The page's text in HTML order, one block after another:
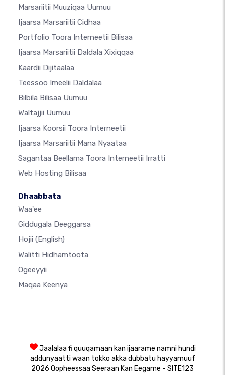
Marsariitii Muuziqaa Uumuu
Ijaarsa Marsariitii Cidhaa
Portfolio Toora Interneetii Bilisaa
Ijaarsa Marsariitii Daldala Xixiqqaa
Kaardii Dijitaalaa
Teessoo Imeelii Daldalaa
Bilbila Bilisaa Uumuu
Waltajjii Uumuu
Ijaarsa Koorsii Toora Interneetii
Ijaarsa Marsariitii Mana Nyaataa
Sagantaa Beellama Toora Interneetii Irratti
Web Hosting Bilisaa
Dhaabbata
Waa'ee
Giddugala Deeggarsa
Hojii (English)
Walitti Hidhamtoota
Ogeeyyii
Maqaa Keenya
Jaalalaa fi quuqamaan kan ijaarame namni hundi
addunyaatti waan tokko akka dubbatu hayyamuuf
2026 Qopheessaa Seeraan Kan Eegame - SITE123